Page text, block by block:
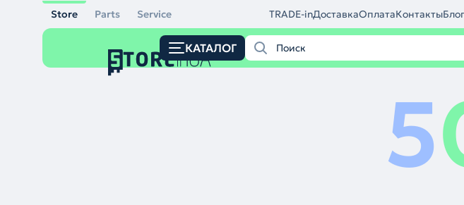
Store Parts Service TRADE-inДоставкаОплатаКонтактыБлог
КАТАЛОГ
5